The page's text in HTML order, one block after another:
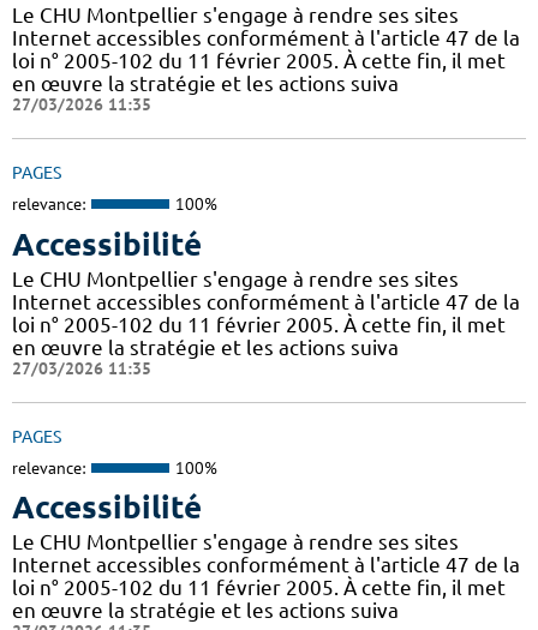
Le CHU Montpellier s'engage à rendre ses sites
Internet accessibles conformément à l'article 47 de la
loi n° 2005-102 du 11 février 2005. À cette fin, il met
en œuvre la stratégie et les actions suiva
27/03/2026 11:35
PAGES
relevance: 100%
Accessibilité
Le CHU Montpellier s'engage à rendre ses sites
Internet accessibles conformément à l'article 47 de la
loi n° 2005-102 du 11 février 2005. À cette fin, il met
en œuvre la stratégie et les actions suiva
27/03/2026 11:35
PAGES
relevance: 100%
Accessibilité
Le CHU Montpellier s'engage à rendre ses sites
Internet accessibles conformément à l'article 47 de la
loi n° 2005-102 du 11 février 2005. À cette fin, il met
en œuvre la stratégie et les actions suiva